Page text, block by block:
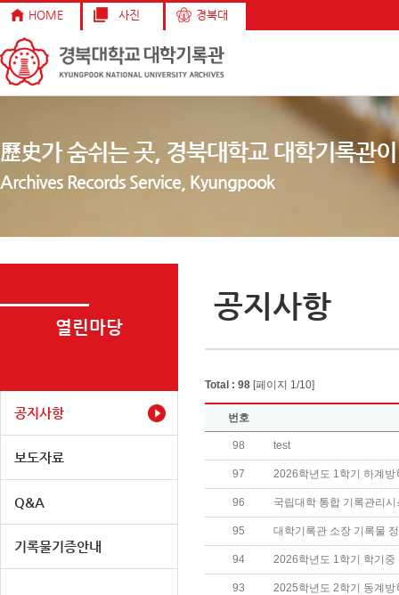
HOME 사진 경북대
歷史가 숨쉬는 곳, 경북대학교 대학기록관
Archives Records Service, Kyungpook
열린마당
공지사항
보도자료
Q&A
기록물기증안내
공지사항
Total : 98 [페이지 1/10]
번호
98 test
97 2026학년도 1학기 하계
96 국립대학 통합 기록관리
95 대학기록관 소장 기록물
94 2026학년도 1학기 학기
93 2025학년도 2학기 동계